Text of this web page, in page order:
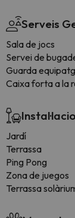
Serveis
Sala de jocs
Servei de
Guarda
Caixa forta a la
Jardí
Terrassa
Ping Pong
Zona de juegos
Terrassa